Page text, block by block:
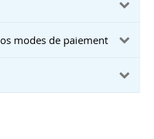
modes de paiement